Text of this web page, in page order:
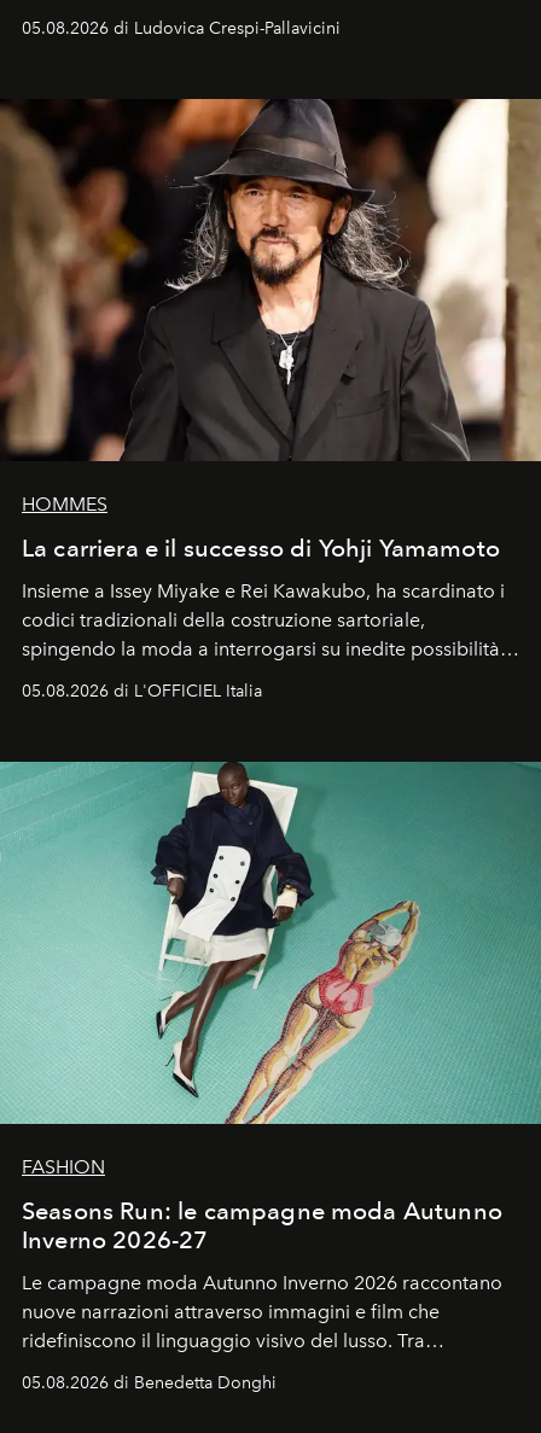
05.08.2026 di Ludovica Crespi-Pallavicini
HOMMES
La carriera e il successo di Yohji Yamamoto
Insieme a Issey Miyake e Rei Kawakubo, ha scardinato i
codici tradizionali della costruzione sartoriale,
spingendo la moda a interrogarsi su inedite possibilità
un’impronta indelebile nella storia della moda.
05.08.2026 di L'OFFICIEL Italia
FASHION
Seasons Run: le campagne moda Autunno
Inverno 2026-27
Le campagne moda Autunno Inverno 2026 raccontano
nuove narrazioni attraverso immagini e film che
ridefiniscono il linguaggio visivo del lusso. Tra
contemporanea e storytelling d'autore, le maison
05.08.2026 di Benedetta Donghi